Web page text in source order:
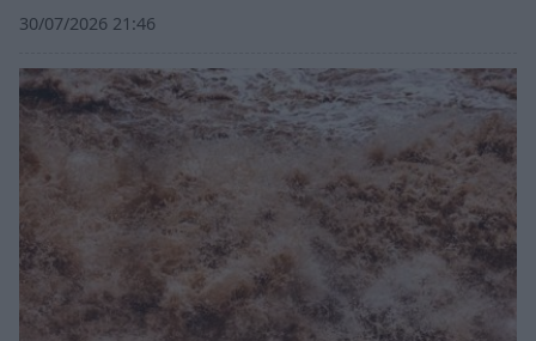
30/07/2026 21:46